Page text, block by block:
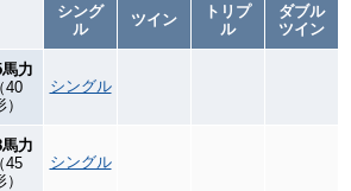
シング
ル
ツイン
トリプ
ル
ダブル
ツイン
力
（40
シングル
力
（45
シングル